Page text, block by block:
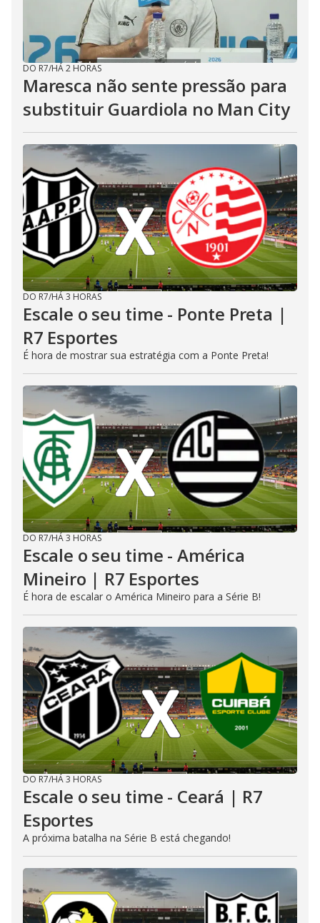
DO R7/HÁ 2 HORAS
Maresca não sente pressão para
substituir Guardiola no Man City
DO R7/HÁ 3 HORAS
Escale o seu time - Ponte Preta |
R7 Esportes
É hora de mostrar sua estratégia com a Ponte Preta!
DO R7/HÁ 3 HORAS
Escale o seu time - América
Mineiro | R7 Esportes
É hora de escalar o América Mineiro para a Série B!
DO R7/HÁ 3 HORAS
Escale o seu time - Ceará | R7
Esportes
A próxima batalha na Série B está chegando!